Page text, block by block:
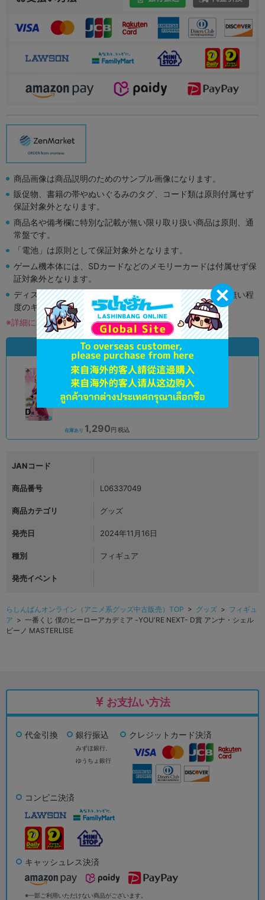
商品画像は商品説明のためのサンプル画像になります。
販促物、書籍の帯やぬいぐるみのタグ、コード類は原則付属せず
保証対象外となります。
商品名や備考欄に特別な記載が無い限り取り扱い商品は原則、通
常盤です。
「電池」は原則として保証対象外となります。
ゲーム機本体には、SDカードなどのメモリーカードは付属せず保
証対象外となります。
ディスク類の読み取り面のキズに関しまして再生に支障が無い程
度のキズがある場合がございます。
※詳細につきましてはコチラ
状態違いの同一商品
状態 :A
横浜店
在庫あり 1,290円 税込
JANコード
商品番号 L06337049
商品カテゴリ グッズ
発売日 2024年11月16日
種別 フィギュア
発売イベント
らしんばんオンライン（アニメ系グッズ中古販売）TOP > グッズ > フィギュ
ア > 一番くじ 僕のヒーローアカデミア -YOU'RE NEXT- D賞 アンナ・シェル
ビーノ MASTERLISE
お支払い方法
代金引換 銀行振込
みずほ銀行、
ゆうちょ銀行
クレジットカード決済
コンビニ決済
キャッシュレス決済
※一部ご利用いただけない商品がございます。